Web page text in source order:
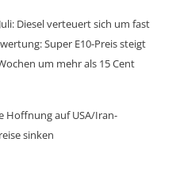
Diesel verteuert sich um fast
Super E10-Preis steigt
um mehr als 15 Cent
Hoffnung auf USA/Iran-
sinken